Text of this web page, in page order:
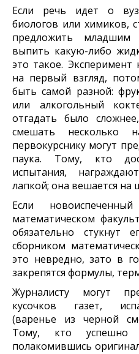
Если речь идет о
биологов или химиков,
предложить младшим
выпить какую-либо
это такое.
на первый взгляд,
быть самой разной:
или алкогольный
отгадать было
смешать несколько
первокурснику могут
паука. Тому, кто
испытания,
лапкой; она вешается на
Если
математическом
обязательно стукнут
сборником
это невредно, зато в
закрепятся формулы,
Журналисту могут
кусочков газет,
(варенье из черной
Тому, кто успешно
полакомившись